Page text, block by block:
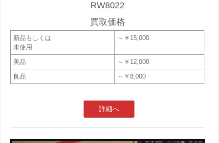
RW8022
買取価格
新品もしくは
未使用
～￥15,000
美品
～￥12,000
良品
～￥8,000
詳細へ